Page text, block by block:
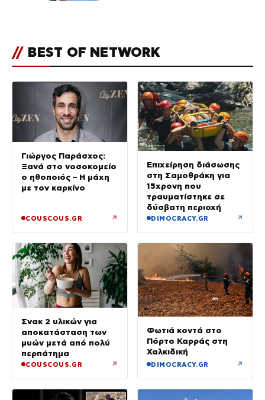
// BEST OF NETWORK
Γιώργος Παράσχος:
Ξανά στο νοσοκομείο
ο ηθοποιός – Η μάχη
με τον καρκίνο
COUSCOUS.GR ↗
Επιχείρηση διάσωσης
στη Σαμοθράκη για
15χρονη που
τραυματίστηκε σε
δύσβατη περιοχή
DIMOCRACY.GR ↗
Σνακ 2 υλικών για
αποκατάσταση των
μυών μετά από πολύ
περπάτημα
COUSCOUS.GR ↗
Φωτιά κοντά στο
Πόρτο Καρράς στη
Χαλκιδική
DIMOCRACY.GR ↗